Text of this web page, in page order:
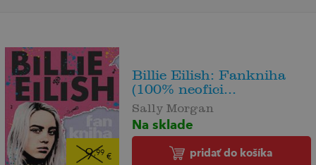
9,99 €
Billie Eilish: Fankniha
(100% neofici...
Sally Morgan
Na sklade
pridať do košíka